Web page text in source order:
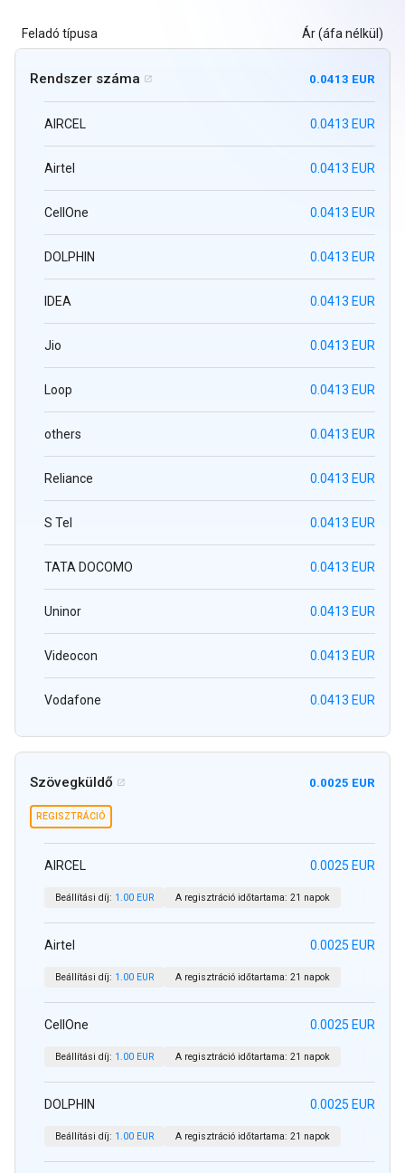
Feladó típusa Ár (áfa nélkül)
Rendszer száma  0.0413 EUR
AIRCEL 0.0413 EUR
Airtel 0.0413 EUR
CellOne 0.0413 EUR
DOLPHIN 0.0413 EUR
IDEA 0.0413 EUR
Jio 0.0413 EUR
Loop 0.0413 EUR
others 0.0413 EUR
Reliance 0.0413 EUR
S Tel 0.0413 EUR
TATA DOCOMO 0.0413 EUR
Uninor 0.0413 EUR
Videocon 0.0413 EUR
Vodafone 0.0413 EUR
Szövegküldő  0.0025 EUR
REGISZTRÁCIÓ
AIRCEL 0.0025 EUR
Beállítási díj: 1.00 EUR A regisztráció időtartama: 21 napok
Airtel 0.0025 EUR
Beállítási díj: 1.00 EUR A regisztráció időtartama: 21 napok
CellOne 0.0025 EUR
Beállítási díj: 1.00 EUR A regisztráció időtartama: 21 napok
DOLPHIN 0.0025 EUR
Beállítási díj: 1.00 EUR A regisztráció időtartama: 21 napok